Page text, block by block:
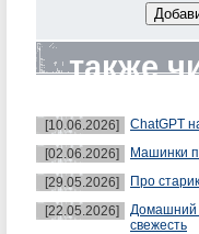
также
[10.06.2026]
ChatGPT
[02.06.2026]
Машинки
[29.05.2026]
Про
[22.05.2026]
Домашний
свежесть